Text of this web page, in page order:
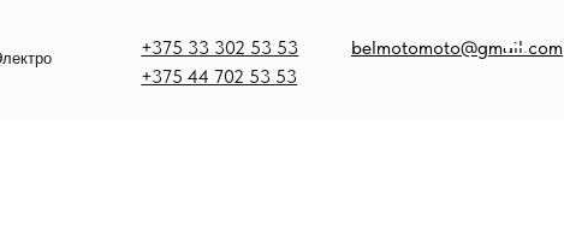
belmotomoto@gmail.com
+375 33 302 53 53
+375 44 702 53 53